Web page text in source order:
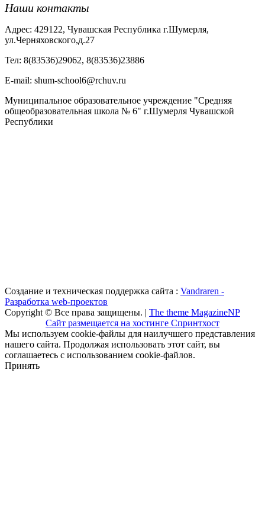
Наши контакты
Адрес: 429122, Чувашская Республика г.Шумерля,
ул.Черняховского,д.27
Тел: 8(83536)29062, 8(83536)23886
Е-mail: shum-school6@rchuv.ru
Муниципальное образовательное учреждение "Средняя
общеобразовательная школа № 6" г.Шумерля Чувашской
Республики
Создание и техническая поддержка сайта : Vandraren -
Разработка web-проектов
Copyright © Все права защищены. | The theme MagazineNP
Сайт размещается на хостинге Спринтхост
Мы используем cookie-файлы для наилучшего представления
нашего сайта. Продолжая использовать этот сайт, вы
соглашаетесь с использованием cookie-файлов.
Принять